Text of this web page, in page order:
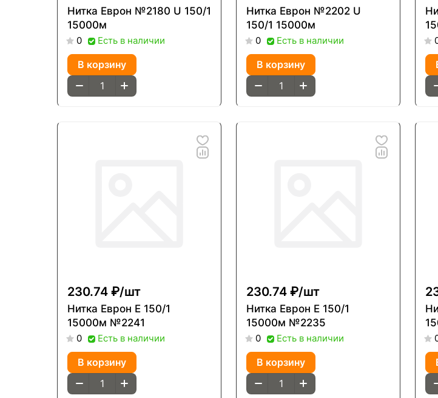
Нитка Еврон №2180 U 150/1
15000м
0 Есть в наличии
В корзину
Нитка Еврон №2202 U
150/1 15000м
0 Есть в наличии
В корзину
230.74 ₽/шт
Нитка Еврон Е 150/1
15000м №2241
0 Есть в наличии
В корзину
230.74 ₽/шт
Нитка Еврон Е 150/1
15000м №2235
0 Есть в наличии
В корзину